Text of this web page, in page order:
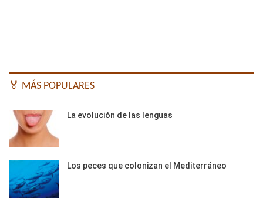
🏅 MÁS POPULARES
La evolución de las lenguas
Los peces que colonizan el Mediterráneo